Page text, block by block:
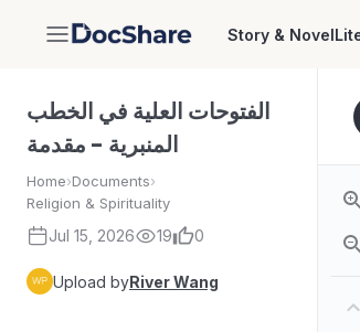
DocShare Story & Novel
الفتوحات العلية في الخطب
المنبرية - مقدمة
Home›Documents›
Religion & Spirituality
Jul 15, 2026 19 0
Upload byRiver Wang